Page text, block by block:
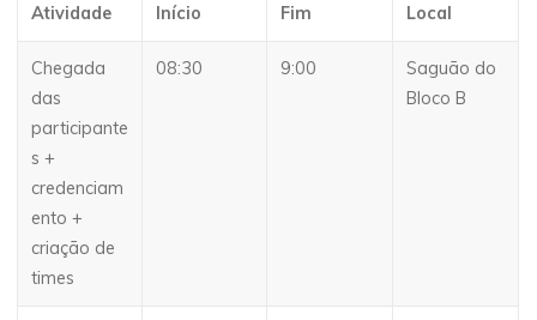
Atividade Início Fim Local
Chegada
das
participante
s +
credenciam
ento +
criação de
times
08:30 9:00
Saguão do
Bloco B